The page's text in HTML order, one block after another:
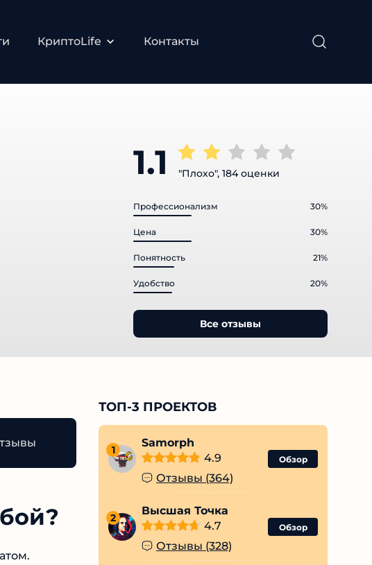
КриптоLife Контакты
1.1 "Плохо", 184 оценки
Профессионализм 30%
Цена 30%
Понятность 21%
Удобство 20%
Все отзывы
об обменнике CashBox — какое мнение людей?
ТОП-3 ПРОЕКТОВ
1
Samorph
4.9
Отзывы (364)
Обзор
2
Высшая Точка
4.7
Отзывы (328)
Обзор